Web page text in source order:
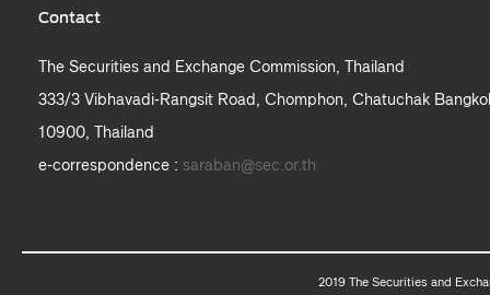
Contact
The Securities and Exchange Commission, Thailand
333/3 Vibhavadi-Rangsit Road, Chomphon, Chatuchak
10900, Thailand
e-correspondence : saraban@sec.or.th
2019 The Securities and